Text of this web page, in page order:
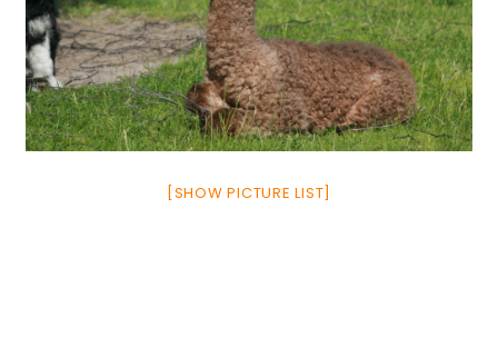
[SHOW PICTURE LIST]